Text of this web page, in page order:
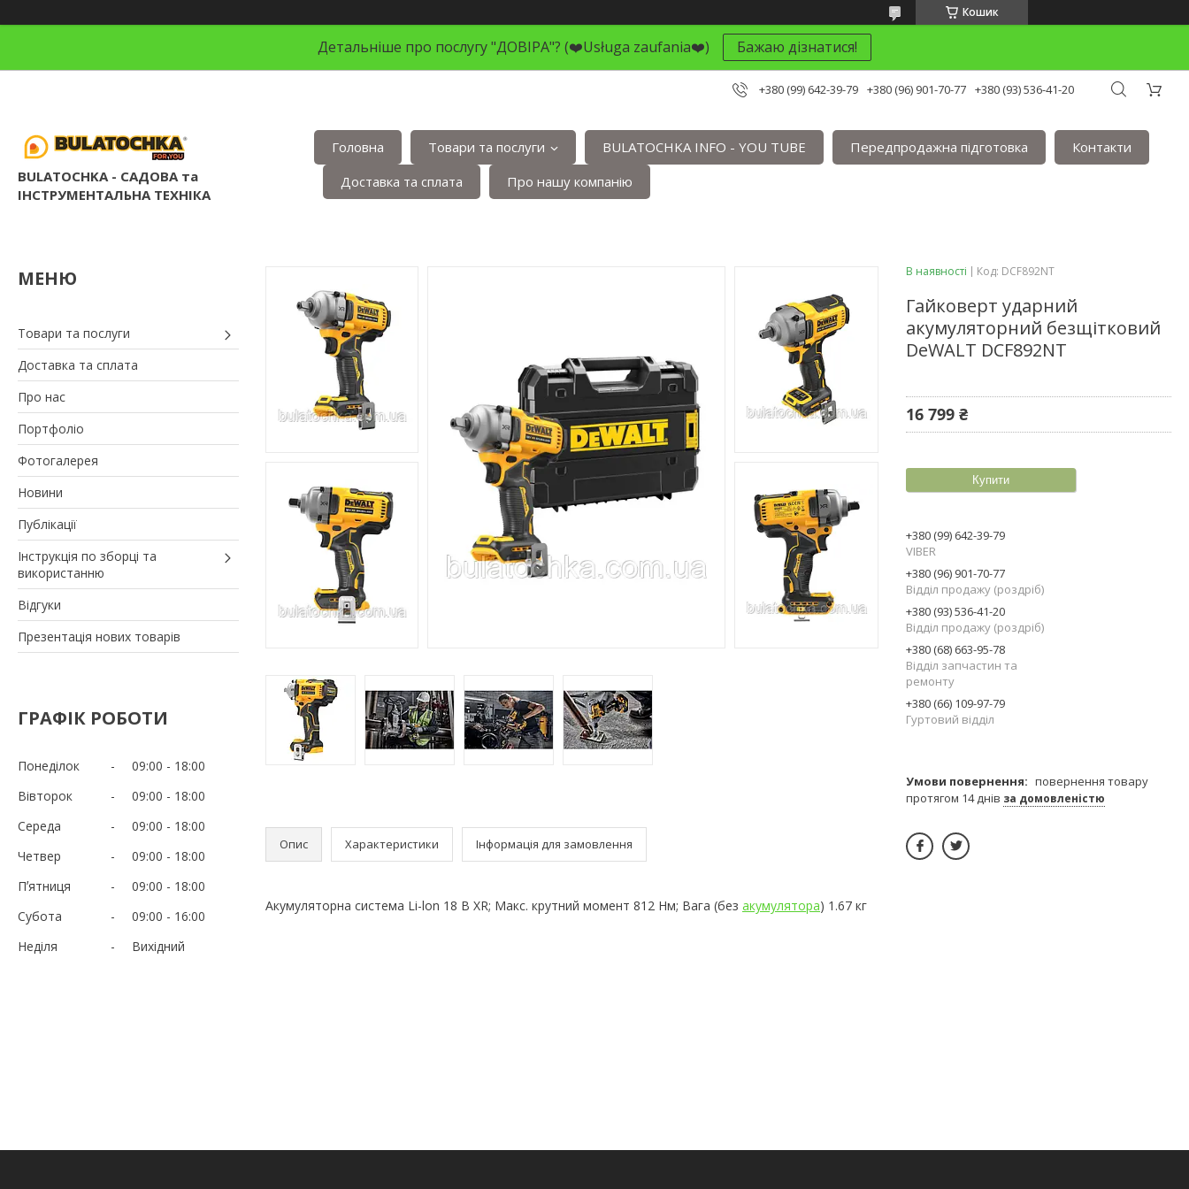
Кошик
Детальніше про послугу "ДОВІРА"? (❤️Usługa zaufania❤️) Бажаю дізнатися!
+380 (99) 642-39-79 +380 (96) 901-70-77 +380 (93) 536-41-20
BULATOCHKA - САДОВА та
ІНСТРУМЕНТАЛЬНА ТЕХНІКА
Головна Товари та послуги BULATOCHKA INFO - YOU TUBE Передпродажна підготовка
Контакти
Доставка та сплата
Про нашу компанію
Товари та послуги
Доставка та сплата
Про нас
Портфоліо
Фотогалерея
Новини
Публікації
Інструкція по зборці та
використанню
Відгуки
Презентація нових товарів
ГРАФІК РОБОТИ
Понеділок 09:00
18:00
Вівторок
09:00
18:00
Середа
09:00
18:00
Четвер
09:00
18:00
Пʼятниця
09:00
18:00
Субота
09:00
16:00
Неділя
Вихідний
Опис Характеристики Інформація для замовлення
Акумуляторна система Li-lon 18 В XR; Макс. крутний момент 812 Нм; Вага (без акумулятора) 1.67 кг
В наявності Код: DCF892NT
Гайковерт ударний
акумуляторний безщітковий
DeWALT DCF892NT
16 799 ₴
Купити
+380 (99) 642-39-79
VIBER
+380 (96) 901-70-77
Відділ продажу (роздріб)
+380 (93) 536-41-20
Відділ продажу (роздріб)
+380 (68) 663-95-78
Відділ запчастин та
ремонту
+380 (66) 109-97-79
Гуртовий відділ
повернення товару
протягом 14 днів за домовленістю